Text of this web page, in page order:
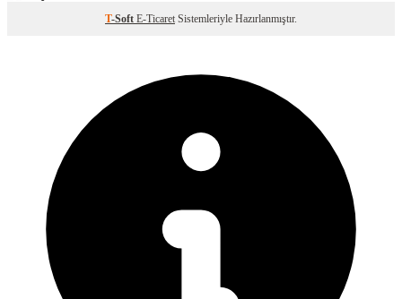
T-Soft E-Ticaret Sistemleriyle Hazırlanmıştır.